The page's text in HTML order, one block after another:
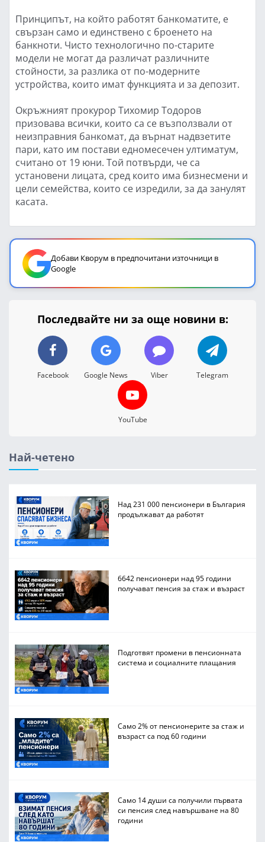
Принципът, на който работят банкоматите, е
свързан само и единствено с броенето на
банкноти. Чисто технологично по-старите
модели не могат да различат различните
стойности, за разлика от по-модерните
устройства, които имат функцията и за депозит.
Окръжният прокурор Тихомир Тодоров
призовава всички, които са се възползвали от
неизправния банкомат, да върнат надвзетите
пари, като им постави едномесечен ултиматум,
считано от 19 юни. Той потвърди, че са
установени лицата, сред които има бизнесмени и
цели семейства, които се изредили, за да занулят
касата.
Добави Кворум в предпочитани източници в
Google
Последвайте ни за още новини в:
Facebook Google News Viber Telegram
YouTube
Най-четено
Над 231 000 пенсионери в България
продължават да работят
6642 пенсионери над 95 години
получават пенсия за стаж и възраст
Подготвят промени в пенсионната
система и социалните плащания
Само 2% от пенсионерите за стаж и
възраст са под 60 години
Само 14 души са получили първата
си пенсия след навършване на 80
години